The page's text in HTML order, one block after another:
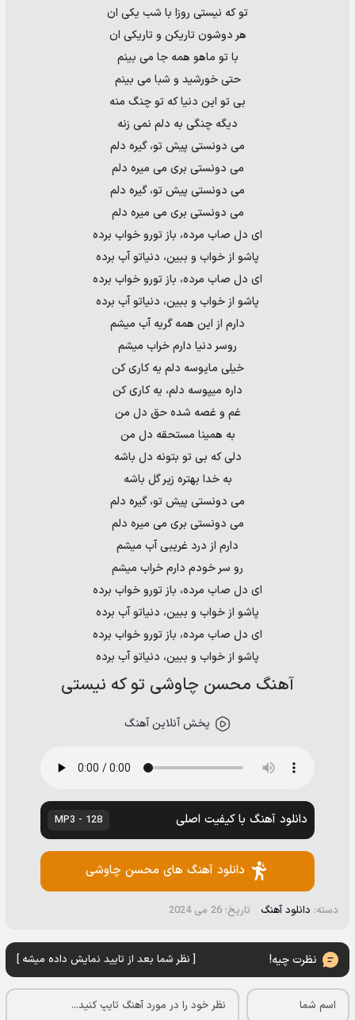
تو که نيستی روزا با شب يکی ان
هر دوشون تاريکن و تاريکی ان
با تو ماهو همه جا می بينم
حتی خورشید و شبا می بينم
بی تو اين دنيا که تو چنگ منه
ديگه چنگی به دلم نمی زنه
می دونستی پيش تو، گيره دلم
می دونستی بری می ميره دلم
می دونستی پيش تو، گيره دلم
می دونستی بری می ميره دلم
ای دل صاب مرده، باز تورو خواب برده
پاشو از خواب و ببين، دنياتو آب برده
ای دل صاب مرده، باز تورو خواب برده
پاشو از خواب و ببين، دنياتو آب برده
دارم از اين همه گريه آب ميشم
روسر دنيا دارم خراب ميشم
خیلی مايوسه دلم يه کاری کن
داره ميپوسه دلم، يه کاری کن
غم و غصه شده حق دل من
به همينا مستحقه دل من
دلی که بی تو بتونه دل باشه
به خدا بهتره زير گل باشه
می دونستی پيش تو، گيره دلم
می دونستی بری می ميره دلم
دارم از درد غريبی آب ميشم
رو سر خودم دارم خراب ميشم
ای دل صاب مرده، باز تورو خواب برده
پاشو از خواب و ببين، دنياتو آب برده
ای دل صاب مرده، باز تورو خواب برده
پاشو از خواب و ببين، دنياتو آب برده
آهنگ محسن چاوشی تو که نیستی
پخش آنلاین آهنگ
دانلود آهنگ با کیفیت اصلی 128 - MP3
دانلود آهنگ های محسن چاوشی
دسته: دانلود آهنگ تاریخ: 26 می 2024
نظرت چیه! [ نظر شما بعد از تایید نمایش داده میشه ]